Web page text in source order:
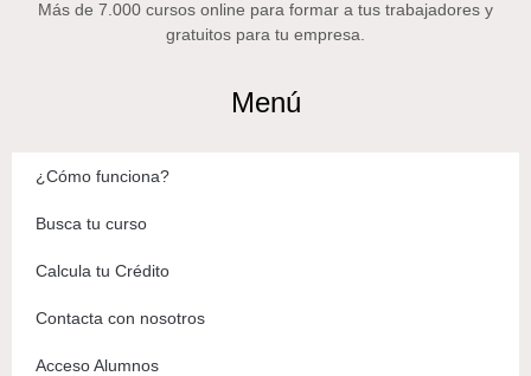
Más de 7.000 cursos online para formar a tus trabajadores y
gratuitos para tu empresa.
Menú
¿Cómo funciona?
Busca tu curso
Calcula tu Crédito
Contacta con nosotros
Acceso Alumnos